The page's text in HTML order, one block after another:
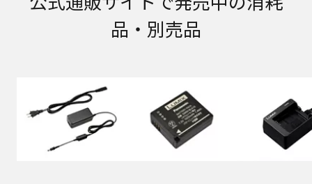
内容を、ご相談への対応や修理、その確認などの
に提供しません。お問い合わせは、ご相談された
窓口にご連絡ください。
なお、本ウェブサイトに公開されている取扱説明
書は、原則として商品が発売された当初のものを
掲載しています。したがいまして、会社名やお客
品・別売品